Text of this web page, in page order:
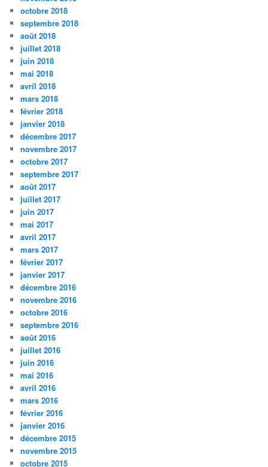
octobre 2018
septembre 2018
août 2018
juillet 2018
juin 2018
mai 2018
avril 2018
mars 2018
février 2018
janvier 2018
décembre 2017
novembre 2017
octobre 2017
septembre 2017
août 2017
juillet 2017
juin 2017
mai 2017
avril 2017
mars 2017
février 2017
janvier 2017
décembre 2016
novembre 2016
octobre 2016
septembre 2016
août 2016
juillet 2016
juin 2016
mai 2016
avril 2016
mars 2016
février 2016
janvier 2016
décembre 2015
novembre 2015
octobre 2015